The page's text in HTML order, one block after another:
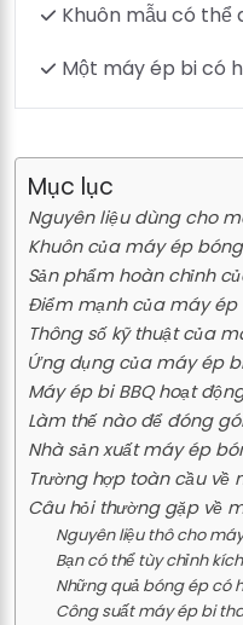
Khuôn mẫu có
Một máy ép bi có
Mục lục
Nguyên liệu dùng cho
Khuôn của máy ép
Sản phẩm hoàn chỉnh
Điểm mạnh của máy ép
Thông số kỹ thuật của
Ứng dụng của máy ép
Máy ép bi BBQ hoạt
Làm thế nào để đóng
Nhà sản xuất máy ép
Trường hợp toàn cầu về
Câu hỏi thường gặp về
Nguyên liệu thô cho
Bạn có thể tùy chỉnh
Những quả bóng ép có
Công suất máy ép bi